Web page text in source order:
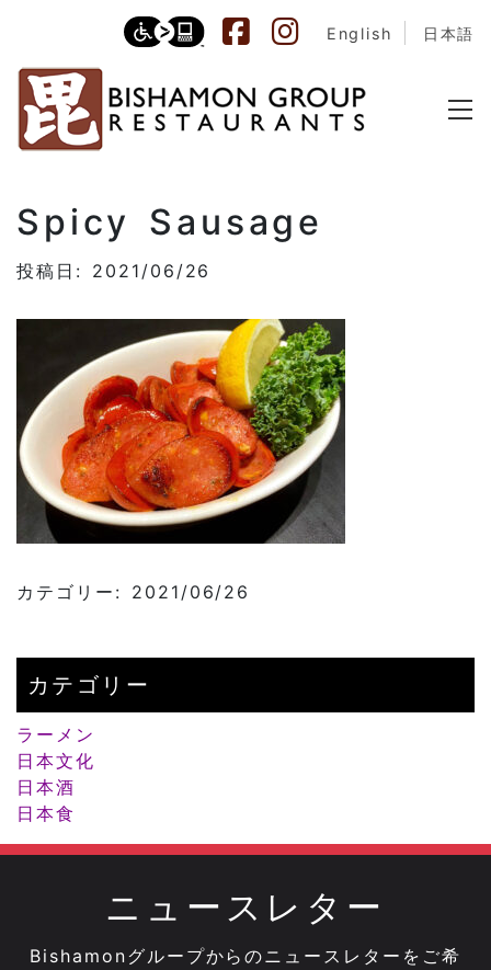
English 日本語
Spicy Sausage
投稿日: 2021/06/26
カテゴリー: 2021/06/26
カテゴリー
ラーメン
日本文化
日本酒
日本食
ニュースレター
Bishamonグループからのニュースレターをご希